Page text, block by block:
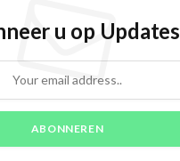
u op Updates